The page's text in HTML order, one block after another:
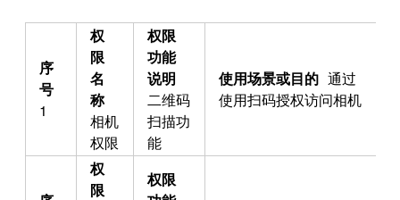
1
相机
权限
二维码
扫描功
能
通过
使用扫码授权访问相机